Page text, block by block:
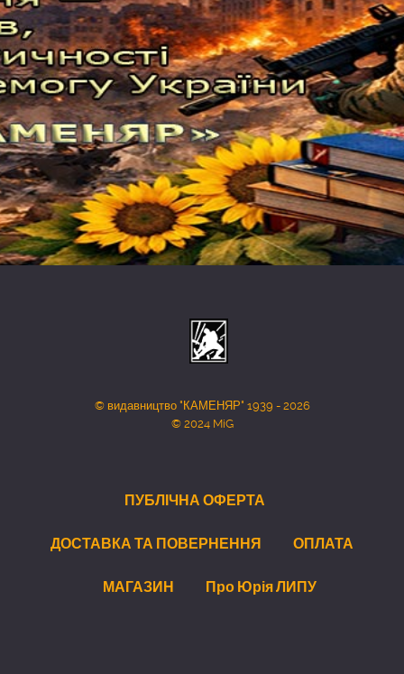
© видавництво "КАМЕНЯР" 1939 - 2026
© 2024 MiG
ПУБЛІЧНА ОФЕРТА
ДОСТАВКА ТА ПОВЕРНЕННЯ ОПЛАТА
МАГАЗИН Про Юрія ЛИПУ